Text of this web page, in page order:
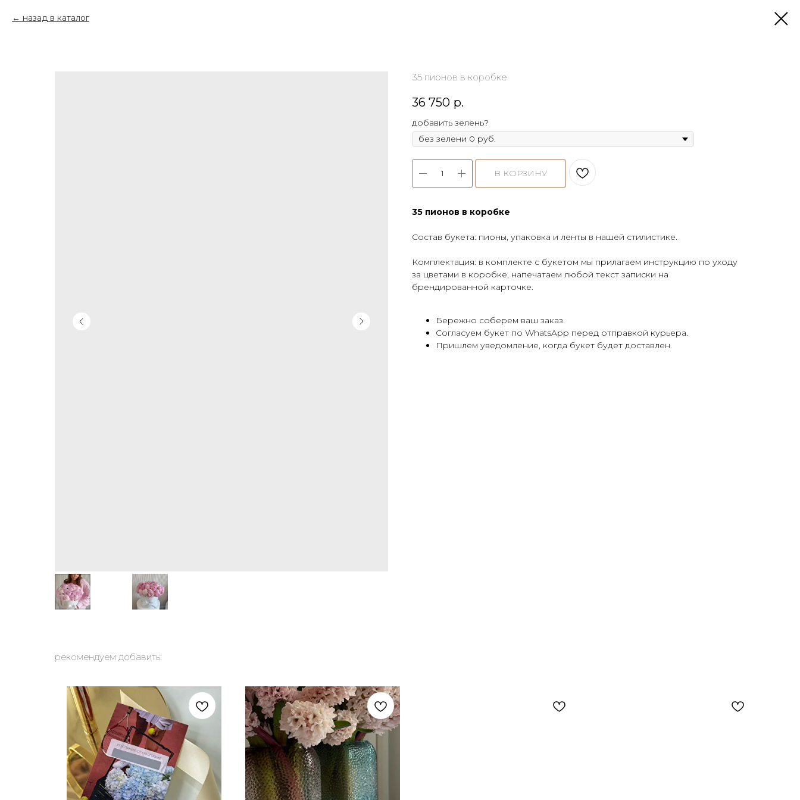
назад в каталог
35 пионов в коробке
36 750 р.
добавить зелень?
В КОРЗИНУ
35 пионов в коробке
Состав букета: пионы, упаковка и ленты в нашей стилистике.
Комплектация: в комплекте с букетом мы прилагаем инструкцию по уходу
за цветами в коробке, напечатаем любой текст записки на
брендированной карточке.
Бережно соберем ваш заказ.
Согласуем букет по WhatsApp перед отправкой курьера.
Пришлем уведомление, когда букет будет доставлен.
рекомендуем добавить: